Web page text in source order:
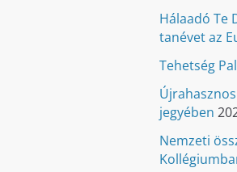
Hálaadó Te
tanévet az
Tehetség
jegyében
Nemzeti